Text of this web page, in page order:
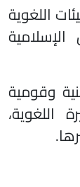
اللغوية
الإسلامية
وقومية
اللغوية،